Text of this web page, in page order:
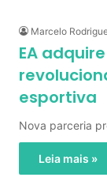
Marcelo
EA
esportiva
Nova parceria
Leia mais »